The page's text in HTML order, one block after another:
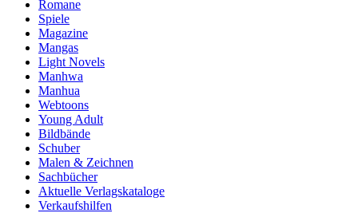
Romane
Spiele
Magazine
Mangas
Light Novels
Manhwa
Manhua
Webtoons
Young Adult
Bildbände
Schuber
Malen & Zeichnen
Sachbücher
Aktuelle Verlagskataloge
Verkaufshilfen